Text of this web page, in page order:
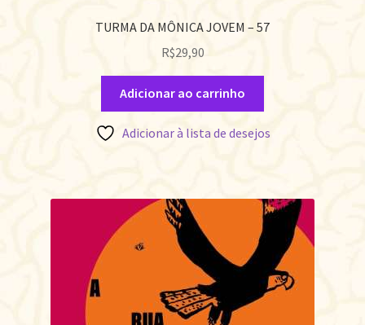
TURMA DA MÔNICA JOVEM – 57
R$29,90
Adicionar ao carrinho
Adicionar à lista de desejos